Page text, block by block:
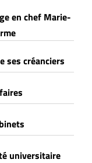
en chef Marie-
ses créanciers
universitaire